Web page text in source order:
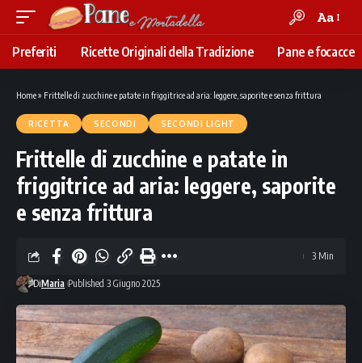
Font
Resizer
Aa
Preferiti Ricette Originali della Tradizione Pane e focacce
Home» Frittelle di zucchine e patate in friggitrice ad aria: leggere, saporite e senza frittura
RICETTA SECONDI SECONDI LIGHT
Frittelle di zucchine e patate in
friggitrice ad aria: leggere, saporite
e senza frittura
DiMaria Published 3 Giugno 2025
3 Min